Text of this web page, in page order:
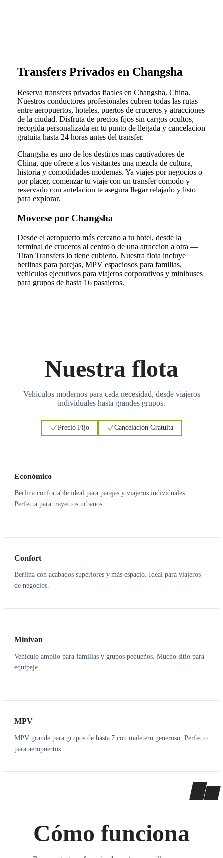
Transfers Privados en Changsha
Reserva transfers privados fiables en Changsha, China.
Nuestros conductores profesionales cubren todas las rutas
entre aeropuertos, hoteles, puertos de cruceros y atracciones
de la ciudad. Disfruta de precios fijos sin cargos ocultos,
recogida personalizada en tu punto de llegada y cancelacion
gratuita hasta 24 horas antes del transfer.
Changsha es uno de los destinos mas cautivadores de
China, que ofrece a los visitantes una mezcla de cultura,
historia y comodidades modernas. Ya viajes por negocios o
por placer, comenzar tu viaje con un transfer comodo y
reservado con antelacion te asegura llegar relajado y listo
para explorar.
Moverse por Changsha
Desde el aeropuerto más cercano a tu hotel, desde la
terminal de cruceros al centro o de una atraccion a otra —
Titan Transfers lo tiene cubierto. Nuestra flota incluye
berlinas para parejas, MPV espaciosos para familias,
vehiculos ejecutivos para viajeros corporativos y minibuses
para grupos de hasta 16 pasajeros.
Nuestra flota
Vehículos modernos para cada necesidad, desde viajeros
individuales hasta grandes grupos.
Precio Fijo Cancelación Gratuita
Económico
Berlina confortable ideal para parejas y viajeros individuales.
Perfecta para trayectos urbanos.
3 3
Confort
Berlina con acabados superiores y más espacio. Ideal para viajeros
de negocios.
6 5
Minivan
Vehículo amplio para familias y grupos pequeños. Mucho sitio para
equipaje.
7 7
MPV
MPV grande para grupos de hasta 7 con maletero generoso. Perfecto
para aeropuertos.
Cómo funciona